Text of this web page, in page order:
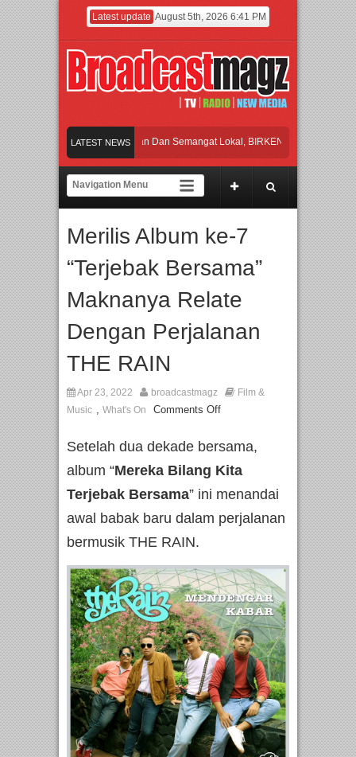
Latest update August 5th, 2026 6:41 PM
LATEST NEWS
Perpaduan Warisan Dan Semangat Lokal, BIRKENSTOCK INDONESIA
UT School, PTBA, dan Kamaju Tingkatkan Kualitas SDM melalui Basic
Eksklusif Pemain Sinetron Biarkan Hati Bicara, Febby Rastanty,
Perpaduan Warisan Dan Semangat Lokal, BIRKENSTOCK INDONESIA
Merilis Album ke-7
“Terjebak Bersama”
Maknanya Relate
Dengan Perjalanan
THE RAIN
Apr 23, 2022 broadcastmagz
Film &
Music , What's On Comments Off
Setelah dua dekade bersama,
album “Mereka Bilang Kita
Terjebak Bersama” ini menandai
awal babak baru dalam perjalanan
bermusik THE RAIN.